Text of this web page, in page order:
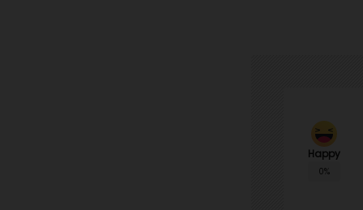
Happy
0%